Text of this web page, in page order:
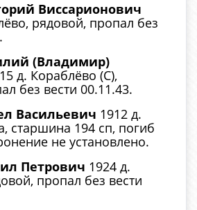
Виссарионович
рядовой, пропал без
(Владимир)
д. Кораблёво (С),
без вести 00.11.43.
Васильевич 1912 д.
старшина 194 сп, погиб
не установлено.
Петрович 1924 д.
пропал без вести